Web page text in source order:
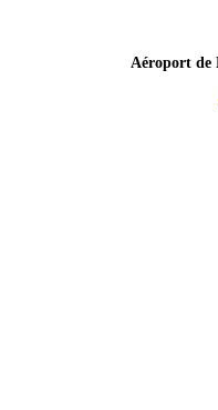
Aéroport de